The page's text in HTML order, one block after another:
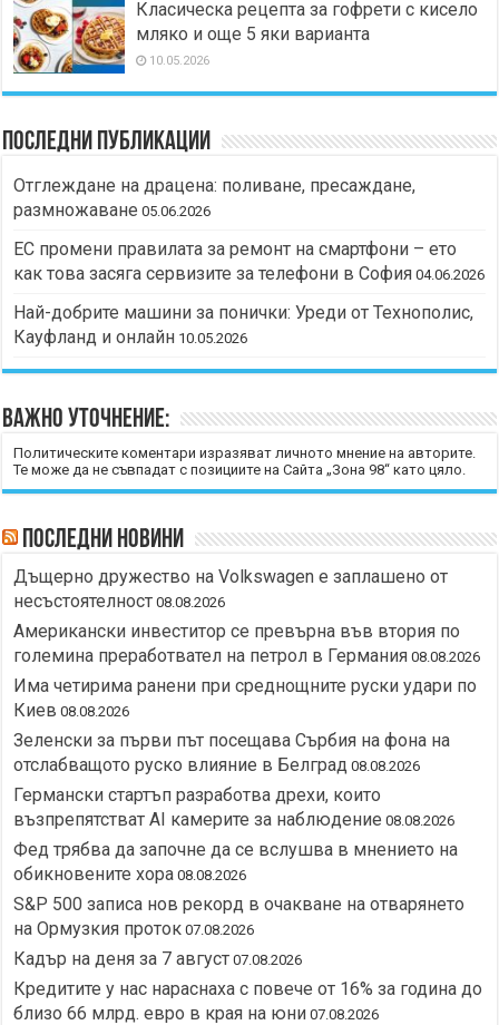
Класическа рецепта за гофрети с кисело
мляко и още 5 яки варианта
10.05.2026
Последни публикации
Отглеждане на драцена: поливане, пресаждане,
размножаване 05.06.2026
ЕС промени правилата за ремонт на смартфони – ето
как това засяга сервизите за телефони в София 04.06.2026
Най-добрите машини за понички: Уреди от Технополис,
Кауфланд и онлайн 10.05.2026
Важно уточнение:
Политическите коментари изразяват личното мнение на авторите.
Те може да не съвпадат с позициите на Сайта „Зона 98“ като цяло.
Последни новини
Дъщерно дружество на Volkswagen е заплашено от
несъстоятелност 08.08.2026
Американски инвеститор се превърна във втория по
големина преработвател на петрол в Германия 08.08.2026
Има четирима ранени при среднощните руски удари по
Киев 08.08.2026
Зеленски за първи път посещава Сърбия на фона на
отслабващото руско влияние в Белград 08.08.2026
Германски стартъп разработва дрехи, които
възпрепятстват AI камерите за наблюдение 08.08.2026
Фед трябва да започне да се вслушва в мнението на
обикновените хора 08.08.2026
S&P 500 записа нов рекорд в очакване на отварянето
на Ормузкия проток 07.08.2026
Кадър на деня за 7 август 07.08.2026
Кредитите у нас нараснаха с повече от 16% за година до
близо 66 млрд. евро в края на юни 07.08.2026